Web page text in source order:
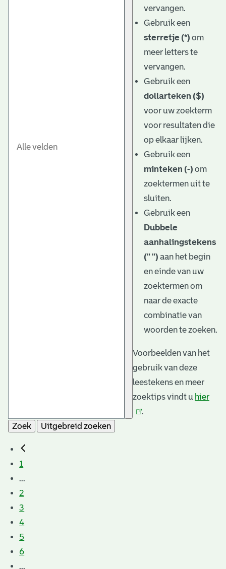
vervangen.
Gebruik een
sterretje (*) om
meer letters te
vervangen.
Gebruik een
dollarteken ($)
voor uw zoekterm
voor resultaten die
op elkaar lijken.
Gebruik een
minteken (-) om
zoektermen uit te
sluiten.
Gebruik een
Dubbele
aanhalingstekens
(" ") aan het begin
en einde van uw
zoektermen om
naar de exacte
combinatie van
woorden te zoeken.
Voorbeelden van het
gebruik van deze
leestekens en meer
zoektips vindt u hier
.
Zoek
Uitgebreid zoeken
1
...
2
3
4
5
6
...